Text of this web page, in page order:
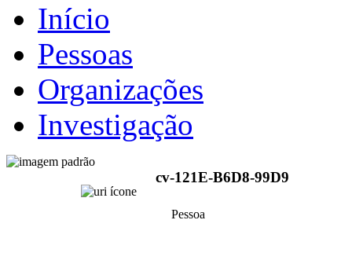
Início
Pessoas
Organizações
Investigação
cv-121E-B6D8-99D9
Pessoa